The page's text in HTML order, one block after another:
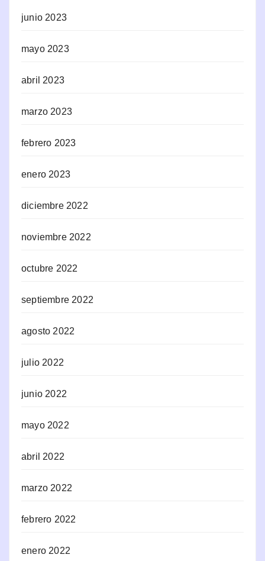
junio 2023
mayo 2023
abril 2023
marzo 2023
febrero 2023
enero 2023
diciembre 2022
noviembre 2022
octubre 2022
septiembre 2022
agosto 2022
julio 2022
junio 2022
mayo 2022
abril 2022
marzo 2022
febrero 2022
enero 2022